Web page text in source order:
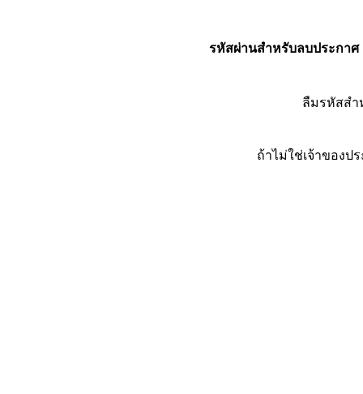
รหัสผ่านสำหรับลบประกาศ
ลืมรหัสส
ถ้าไม่ใช่เจ้าของป